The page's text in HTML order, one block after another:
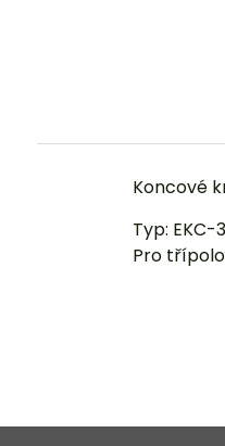
Koncové
Typ: EKC-3
Pro